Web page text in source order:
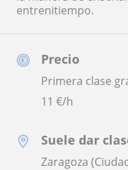
Precio
Primera clase
11 €/h
Suele dar
Zaragoza
entrenitiempo.